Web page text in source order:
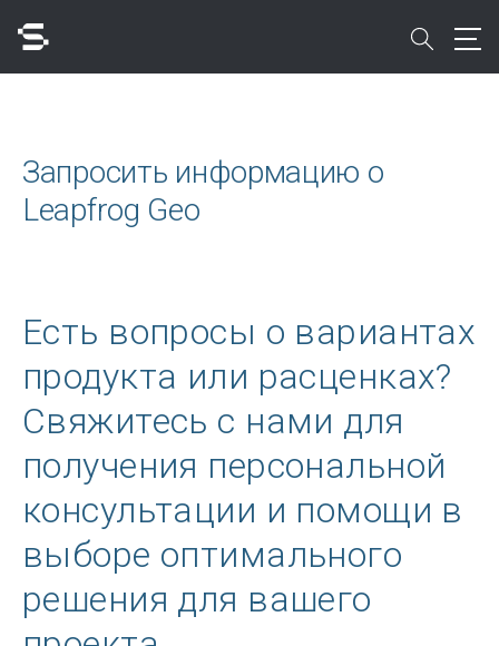
main
search
Запросить информацию о
Leapfrog Geo
Есть вопросы о вариантах
продукта или расценках?
Свяжитесь с нами для
получения персональной
консультации и помощи в
выборе оптимального
решения для вашего